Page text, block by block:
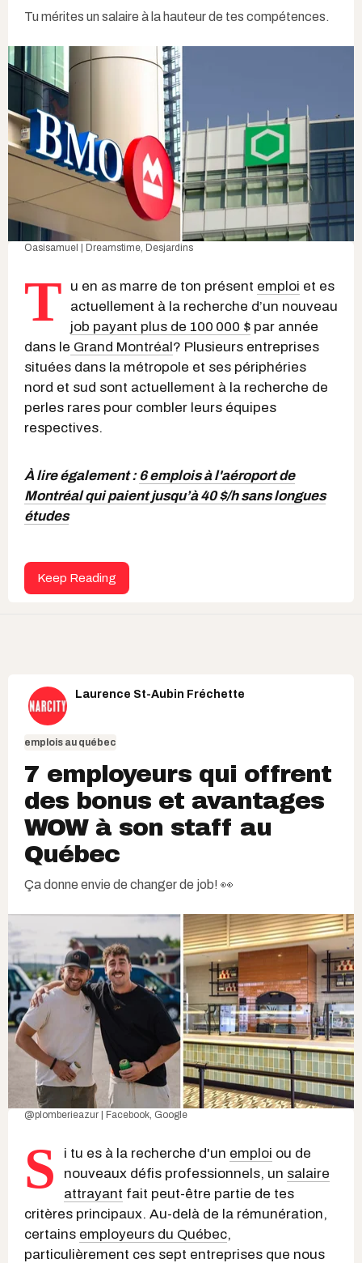
Tu mérites un salaire à la hauteur de tes compétences.
Oasisamuel | Dreamstime Desjardins
T u en as marre de ton présent emploi et es
actuellement à la recherche d’un nouveau
job payant plus de 100 000 $ par année
dans le Grand Montréal? Plusieurs entreprises
situées dans la métropole et ses périphéries
nord et sud sont actuellement à la recherche de
perles rares pour combler leurs équipes
respectives.
À lire également :6 emplois à l'aéroport de
Montréal qui paient jusqu’à 40 $/h sans longues
études
Keep Reading
Laurence St-Aubin Fréchette
emplois au québec
7 employeurs qui offrent
des bonus et avantages
WOW à son staff au
Québec
Ça donne envie de changer de job! 👀
@plomberieazur | Facebook, Google
S i tu es à la recherche d'un emploi ou de
nouveaux défis professionnels, un salaire
attrayant fait peut-être partie de tes
critères principaux. Au-delà de la rémunération,
certains employeurs du Québec,
particulièrement ces sept entreprises que nous